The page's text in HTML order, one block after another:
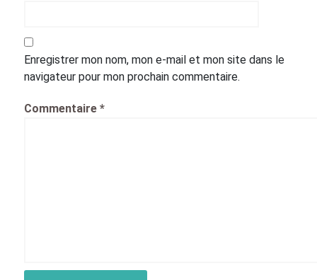
Enregistrer mon nom, mon e-mail et mon site dans le
navigateur pour mon prochain commentaire.
Commentaire *